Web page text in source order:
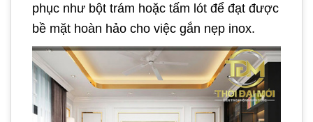
phục như bột trám hoặc tấm lót để đạt được
bề mặt hoàn hảo cho việc gắn nẹp inox.